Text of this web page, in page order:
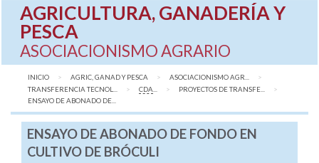
AGRICULTURA, GANADERÍA Y
PESCA
ASOCIACIONISMO AGRARIO
INICIO AGRIC, GANAD Y PESCA
ASOCIACIONISMO AGR...
TRANSFERENCIA TECNOL...
CDA
PROYECTOS DE TRANSFE...
AQUÍ:
ENSAYO DE ABONADO DE...
ENSAYO DE ABONADO DE FONDO EN
CULTIVO DE BRÓCULI